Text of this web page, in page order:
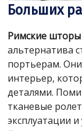
Больших
Римские
альтернатива
портьерам.
интерьер,
деталями.
тканевые
эксплуатации